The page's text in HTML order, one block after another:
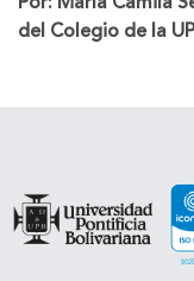
del Colegio de la